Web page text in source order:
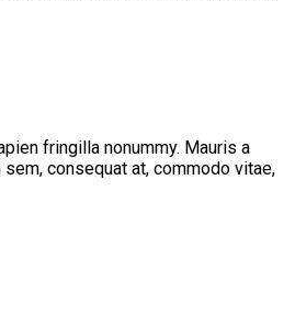
fringilla nonummy. Mauris a
consequat at, commodo vitae,